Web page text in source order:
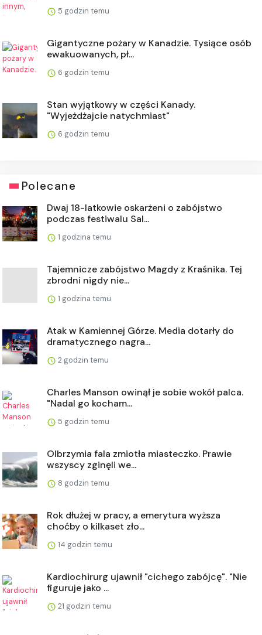
5 godzin temu
Gigantyczne pożary w Kanadzie. Tysiące osób
ewakuowanych, pł...
6 godzin temu
Stan wyjątkowy w części Kanady.
"Wyjeżdżajcie natychmiast"
6 godzin temu
Polecane
Dwaj 18-latkowie oskarżeni o zabójstwo
podczas festiwalu Sal...
1 godzina temu
Tajemnicze zabójstwo Magdy z Kraśnika. Tej
zbrodni nigdy nie...
1 godzina temu
Atak w Kamiennej Górze. Media dotarły do
dramatycznego nagra...
2 godzin temu
Charles Manson owinął je sobie wokół palca.
"Nadal go kocham...
5 godzin temu
Olbrzymia fala zmiotła miasteczko. Prawie
wszyscy zginęli we...
8 godzin temu
Rok dłużej w pracy, a emerytura wyższa
choćby o kilkaset zło...
14 godzin temu
Kardiochirurg ujawnił "cichego zabójcę". "Nie
figuruje jako ...
21 godzin temu